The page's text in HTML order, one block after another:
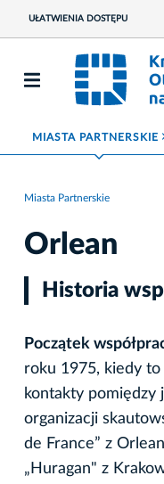
UŁATWIENIA DOSTĘPU
MIASTA PARTNERSKIE
Miasta Partnerskie
Orlean
Historia
Początek
roku 1975, kiedy to
kontakty pomiędzy
organizacji
de France” z
„Huragan" z